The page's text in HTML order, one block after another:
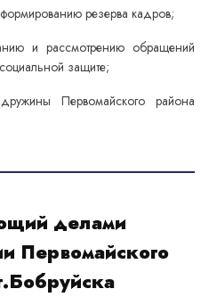
резерва кадров;
и рассмотрению обращений
защите;
Первомайского района
делами
Первомайского